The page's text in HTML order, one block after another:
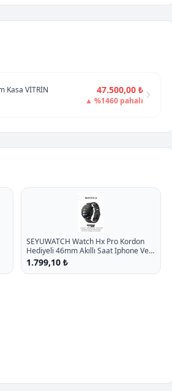
Kasa VİTRİN
47.500,00 ₺
▲ %1460 pahalı
SEYUWATCH Watch Hx Pro Kordon
Hediyeli 46mm Akıllı Saat Iphone Ve
Android Tüm Telefonlara Uyumlu
1.799,10 ₺